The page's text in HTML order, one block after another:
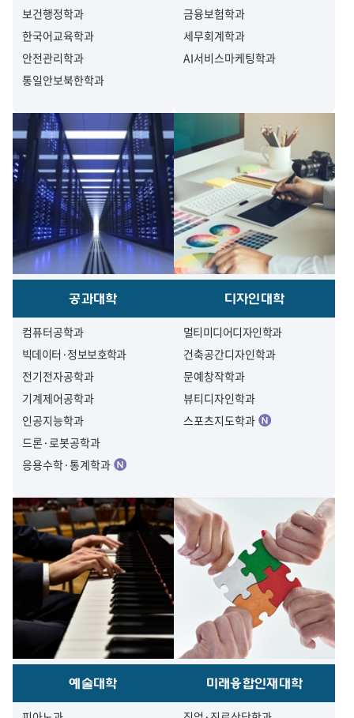
보건행정학과
한국어교육학과
안전관리학과
통일안보북한학과
금융보험학과
세무회계학과
AI서비스마케팅학과
공과대학
컴퓨터공학과
빅데이터·정보보호학과
전기전자공학과
기계제어공학과
인공지능학과
드론·로봇공학과
응용수학·통계학과
디자인대학
멀티미디어디자인학과
건축공간디자인학과
문예창작학과
뷰티디자인학과
스포츠지도학과
예술대학 미래융합인재대학